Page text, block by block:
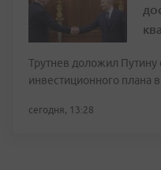
Трутнев доложил
инвестиционного
сегодня, 13:28